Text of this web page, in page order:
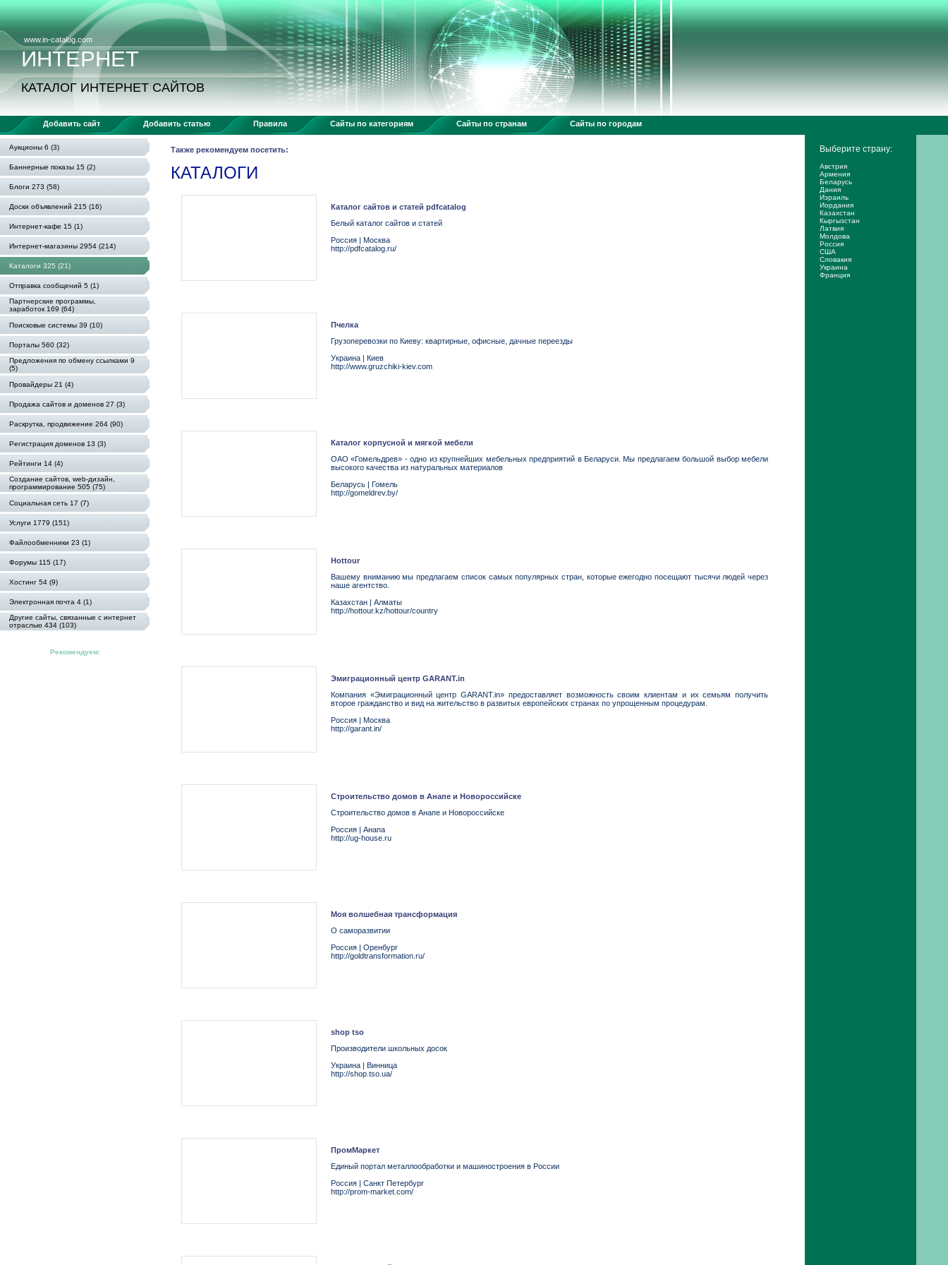
www.in-catalog.com
ИНТЕРНЕТ
КАТАЛОГ ИНТЕРНЕТ САЙТОВ
Добавить сайт Добавить статью Правила Сайты по категориям Сайты по странам Сайты по городам
Аукционы 6 (3)
Баннерные показы 15 (2)
Блоги 273 (58)
Доски объявлений 215 (16)
Интернет-кафе 15 (1)
Интернет-магазины 2954 (214)
Каталоги 325 (21)
Отправка сообщений 5 (1)
Партнерские программы,
заработок 169 (64)
Поисковые системы 39 (10)
Порталы 560 (32)
Предложения по обмену ссылками 9
(5)
Провайдеры 21 (4)
Продажа сайтов и доменов 27 (3)
Раскрутка, продвижение 264 (90)
Регистрация доменов 13 (3)
Рейтинги 14 (4)
Создание сайтов, web-дизайн,
программирование 505 (75)
Социальная сеть 17 (7)
Услуги 1779 (151)
Файлообменники 23 (1)
Форумы 115 (17)
Хостинг 54 (9)
Электронная почта 4 (1)
Другие сайты, связанные с интернет
отраслью 434 (103)
Рекомендуем:
Также рекомендуем посетить:
КАТАЛОГИ
Каталог сайтов и статей pdfcatalog
Белый каталог сайтов и статей
Россия | Москва
http://pdfcatalog.ru/
Пчелка
Грузоперевозки по Киеву: квартирные, офисные, дачные переезды
Украина | Киев
http://www.gruzchiki-kiev.com
Каталог корпусной и мягкой мебели
ОАО «Гомельдрев» - одно из крупнейших мебельных предприятий в Беларуси. Мы предлагаем большой выбор мебели
высокого качества из натуральных материалов
Беларусь | Гомель
http://gomeldrev.by/
Hottour
Вашему вниманию мы предлагаем список самых популярных стран, которые ежегодно посещают тысячи людей через
наше агентство.
Казахстан | Алматы
http://hottour.kz/hottour/country
Эмиграционный центр GARANT.in
Компания «Эмиграционный центр GARANT.in» предоставляет возможность своим клиентам и их семьям получить
второе гражданство и вид на жительство в развитых европейских странах по упрощенным процедурам.
Россия | Москва
http://garant.in/
Строительство домов в Анапе и Новороссийске
Строительство домов в Анапе и Новороссийске
Россия | Анапа
http://ug-house.ru
Моя волшебная трансформация
О саморазвитии
Россия | Оренбург
http://goldtransformation.ru/
shop tso
Производители школьных досок
Украина | Винница
http://shop.tso.ua/
ПромМаркет
Единый портал металлообработки и машиностроения в России
Россия | Санкт Петербург
http://prom-market.com/
Выберите страну:
Австрия
Армения
Беларусь
Дания
Израиль
Иордания
Казахстан
Кыргызстан
Латвия
Молдова
Россия
США
Словакия
Украина
Франция